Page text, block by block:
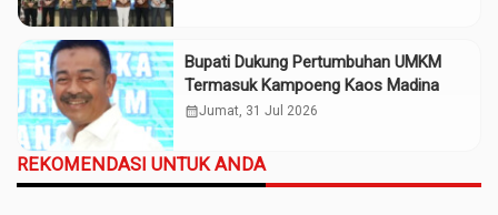
Bupati Dukung Pertumbuhan UMKM
Termasuk Kampoeng Kaos Madina
calendar_monthJumat, 31 Jul 2026
REKOMENDASI UNTUK ANDA